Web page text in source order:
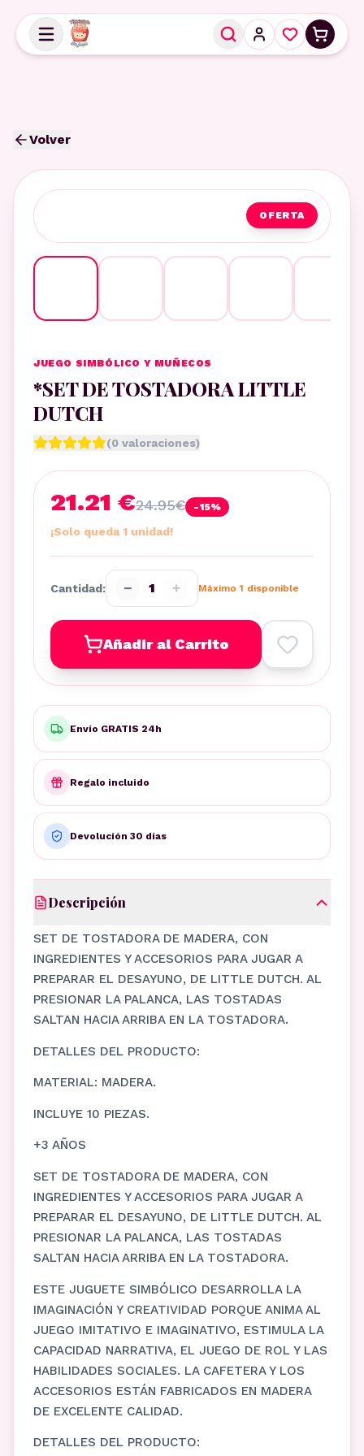
Volver
OFERTA
JUEGO SIMBÓLICO Y MUÑECOS
*SET DE TOSTADORA LITTLE
DUTCH
(0 valoraciones)
21.21 €24.95€ -15%
¡Solo queda 1 unidad!
Cantidad: − 1 + Máximo 1 disponible
Añadir al Carrito
Envío GRATIS 24h
Regalo incluido
Devolución 30 días
Descripción
SET DE TOSTADORA DE MADERA, CON
INGREDIENTES Y ACCESORIOS PARA JUGAR A
PREPARAR EL DESAYUNO, DE LITTLE DUTCH. AL
PRESIONAR LA PALANCA, LAS TOSTADAS
SALTAN HACIA ARRIBA EN LA TOSTADORA.
DETALLES DEL PRODUCTO:
MATERIAL: MADERA.
INCLUYE 10 PIEZAS.
+3 AÑOS
SET DE TOSTADORA DE MADERA, CON
INGREDIENTES Y ACCESORIOS PARA JUGAR A
PREPARAR EL DESAYUNO, DE LITTLE DUTCH. AL
PRESIONAR LA PALANCA, LAS TOSTADAS
SALTAN HACIA ARRIBA EN LA TOSTADORA.
ESTE JUGUETE SIMBÓLICO DESARROLLA LA
IMAGINACIÓN Y CREATIVIDAD PORQUE ANIMA AL
JUEGO IMITATIVO E IMAGINATIVO, ESTIMULA LA
CAPACIDAD NARRATIVA, EL JUEGO DE ROL Y LAS
HABILIDADES SOCIALES. LA CAFETERA Y LOS
ACCESORIOS ESTÁN FABRICADOS EN MADERA
DE EXCELENTE CALIDAD.
DETALLES DEL PRODUCTO: